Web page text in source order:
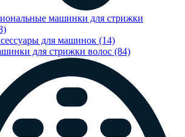
машинки для стрижки
для машинок (14)
для стрижки волос (84)